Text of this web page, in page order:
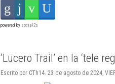
powered by social2s
‘Lucero Trail’ en la ‘tele
Escrito por CTh14. 23 de agosto de 2024,